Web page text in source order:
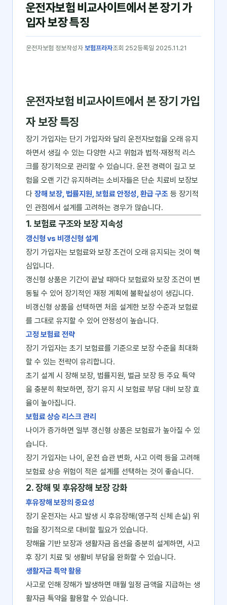
운전자보험 비교사이트에서 본 장기 가
입자 보장 특징
운전자보험 정보작성자 보험프라자조회 252등록일 2025.11.21
운전자보험 비교사이트에서 본 장기 가입
자 보장 특징
장기 가입자는 단기 가입자와 달리 운전자보험을 오래 유지
하면서 생길 수 있는 다양한 사고 위험과 법적·재정적 리스
크를 장기적으로 관리할 수 있습니다. 운전 경력이 길고 보
험을 오랜 기간 유지하려는 소비자들은 단순 치료비 보장보
다 장해 보장, 법률지원, 보험료 안정성, 환급 구조 등 장기적
인 관점에서 설계를 고려하는 경우가 많습니다.
1. 보험료 구조와 보장 지속성
갱신형 vs 비갱신형 설계
장기 가입자는 보험료와 보장 조건이 오래 유지되는 것이 핵
심입니다.
갱신형 상품은 기간이 끝날 때마다 보험료와 보장 조건이 변
동될 수 있어 장기적인 재정 계획에 불확실성이 생깁니다.
비갱신형 상품을 선택하면 처음 설계한 보장 수준과 보험료
를 그대로 유지할 수 있어 안정성이 높습니다.
고정 보험료 전략
장기 가입자는 초기 보험료를 기준으로 보장 수준을 최대화
할 수 있는 전략이 유리합니다.
초기 설계 시 장해 보장, 법률지원, 벌금 보장 등 주요 특약
을 충분히 확보하면, 장기 유지 시 보험료 부담 대비 보장 효
율이 높아집니다.
보험료 상승 리스크 관리
나이가 증가하면 일부 갱신형 상품은 보험료가 높아질 수 있
습니다.
장기 가입자는 나이, 운전 습관 변화, 사고 이력 등을 고려해
보험료 상승 위험이 적은 설계를 선택하는 것이 좋습니다.
2. 장해 및 후유장해 보장 강화
후유장해 보장의 중요성
장기 운전자는 사고 발생 시 후유장해(영구적 신체 손실) 위
험을 장기적으로 대비할 필요가 있습니다.
장해율 기반 보장과 생활자금 옵션을 충분히 설계하면, 사고
후 장기 치료 및 생활비 부담을 완화할 수 있습니다.
생활자금 특약 활용
사고로 인해 장해가 발생하면 매월 일정 금액을 지급하는 생
활자금 특약을 활용할 수 있습니다.